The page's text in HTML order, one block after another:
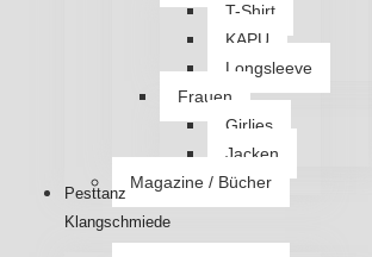
T-Shirt
KAPU
Longsleeve
Frauen
Girlies
Jacken
Magazine / Bücher
Pesttanz
Klangschmiede